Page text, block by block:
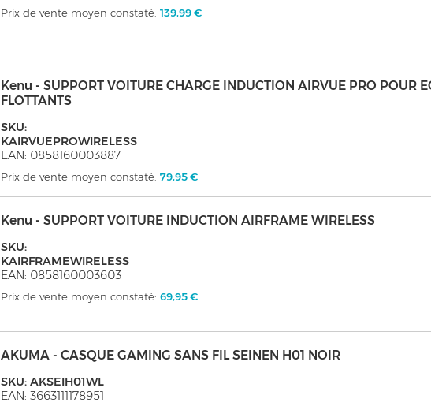
Prix de vente moyen constaté:139,99 €
Kenu - SUPPORT VOITURE CHARGE INDUCTION AIRVUE PRO POUR
FLOTTANTS
SKU:
KAIRVUEPROWIRELESS
EAN: 0858160003887
Prix de vente moyen constaté:79,95 €
Kenu - SUPPORT VOITURE INDUCTION AIRFRAME WIRELESS
SKU:
KAIRFRAMEWIRELESS
EAN: 0858160003603
Prix de vente moyen constaté:69,95 €
AKUMA - CASQUE GAMING SANS FIL SEINEN H01 NOIR
SKU: AKSEIH01WL
EAN: 3663111178951